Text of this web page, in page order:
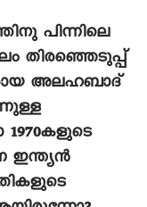
പിന്നിലെ
തിരഞ്ഞെടുപ്പ്
അലഹബാദ്
ഇന്ത്യൻ